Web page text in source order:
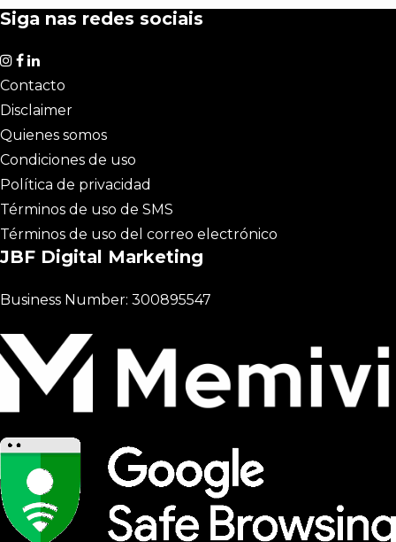
Siga nas redes sociais
Contacto
Disclaimer
Quienes somos
Condiciones de uso
Política de privacidad
Términos de uso de SMS
Términos de uso del correo electrónico
JBF Digital Marketing
Business Number: 300895547